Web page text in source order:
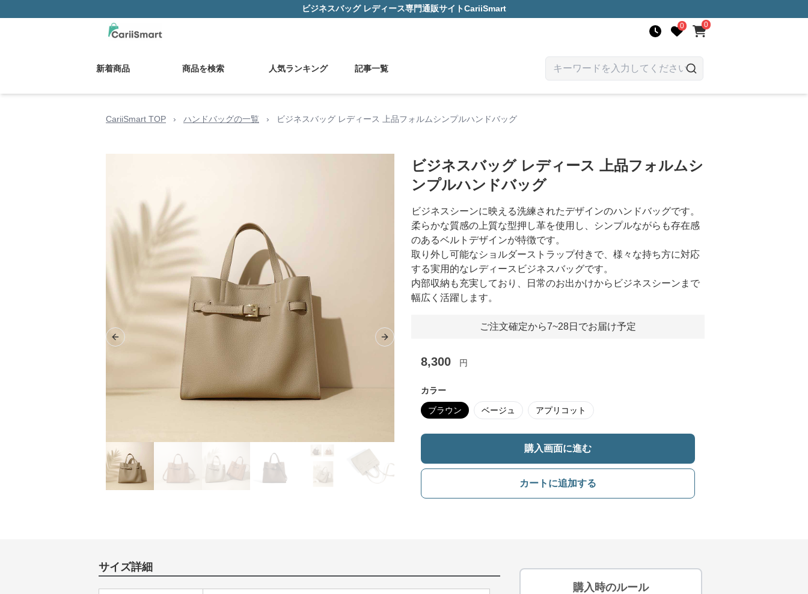
ビジネスバッグ レディース専門通販サイトCariiSmart
0 0
新着商品 商品を検索 人気ランキング 記事一覧
CariiSmart TOP › ハンドバッグの一覧 › ビジネスバッグ レディース 上品フォルムシンプルハンドバッグ
Previous slide Next slide
ビジネスバッグ レディース 上品フォルムシ
ンプルハンドバッグ
ビジネスシーンに映える洗練されたデザインのハンドバッグです。
柔らかな質感の上質な型押し革を使用し、シンプルながらも存在感
のあるベルトデザインが特徴です。
取り外し可能なショルダーストラップ付きで、様々な持ち方に対応
する実用的なレディースビジネスバッグです。
内部収納も充実しており、日常のお出かけからビジネスシーンまで
幅広く活躍します。
ご注文確定から7~28日でお届け予定
8,300 円
カラー
ブラウン ベージュ アプリコット
購入画面に進む
カートに追加する
サイズ詳細
購入時のルール